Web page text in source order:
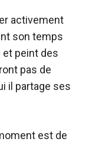
activement
son temps
et peint des
pas de
il partage ses
est de